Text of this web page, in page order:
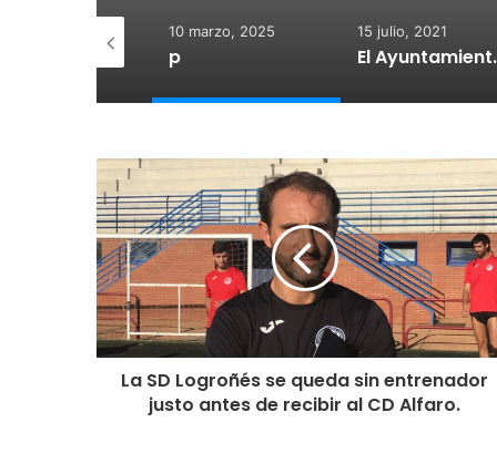
10 marzo, 2025
p
15 julio, 2021
El Ayuntamiento
La SD Logroñés se queda sin entrenador
justo antes de recibir al CD Alfaro.